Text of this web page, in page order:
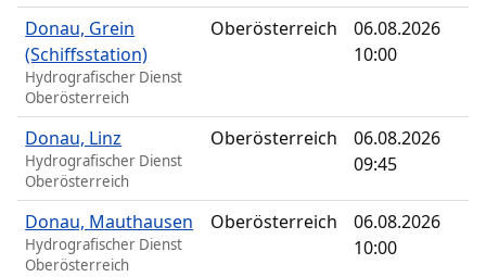
Donau, Grein
(Schiffsstation)
Hydrografischer Dienst
Oberösterreich
Oberösterreich
06.08.2026
10:00
Donau, Linz
Hydrografischer Dienst
Oberösterreich
Oberösterreich
06.08.2026
09:45
Donau, Mauthausen
Hydrografischer Dienst
Oberösterreich
Oberösterreich
06.08.2026
10:00